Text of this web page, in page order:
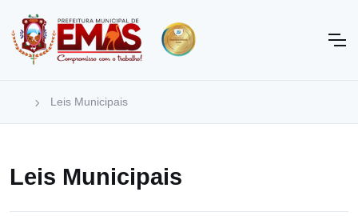
Leis Municipais
Leis Municipais